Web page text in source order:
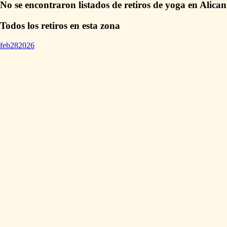
No se encontraron listados de retiros de yoga en
Todos los retiros en esta zona
feb282026